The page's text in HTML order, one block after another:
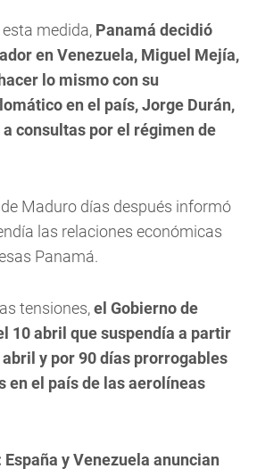
medida, Panamá decidió
en Venezuela, Miguel Mejía,
lo mismo con su
en el país, Jorge Durán,
consultas por el régimen de
Maduro días después informó
las relaciones económicas
Panamá.
tensiones,el Gobierno de
10 abril que suspendía a partir
y por 90 días prorrogables
en el país de las aerolíneas
España y Venezuela anuncian